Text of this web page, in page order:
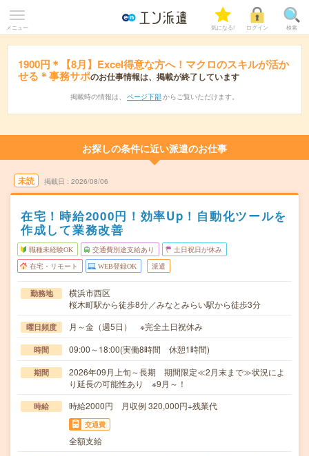
メニュー 気になる! ログイン 検索
1900円＊【8月】Excel得意な方へ！マクロのスキルが活か
せる＊事務サポのお仕事情報は、掲載が終了しています
掲載時の情報は、 ページ下部 からご覧いただけます。
お探しの条件に近い派遣のお仕事
未読 掲載日 2026/08/06
在宅！時給2000円！効率Up！自動化ツールを
作成して業務改善
職種未経験OK 交通費別途支給あり 土日祝日が休み
在宅・リモート WEB登録OK 派遣
勤務地
横浜市西区
桜木町駅から徒歩8分／みなとみらい駅から徒歩3分
曜日頻度 月～金（週5日） ※完全土日祝休み
時間 09:00～18:00(実働8時間 休憩1時間)
期間
2026年09月上旬～長期 期間限定≪2月末まで≫状況によ
り延長の可能性あり ※9月～！
時給 時給2000円 月収例 320,000円+残業代
交通費
全額支給